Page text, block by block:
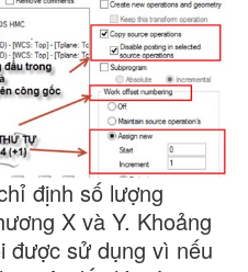
định số lượng
X và Y. Khoảng
được sử dụng vì nếu